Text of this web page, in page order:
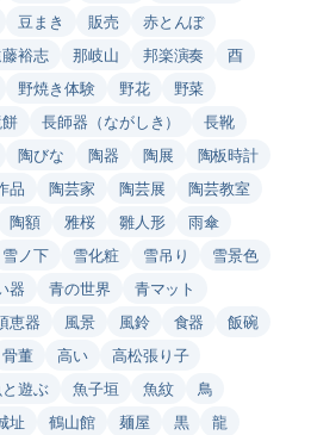
豆まき 販売
赤とんぼ
裕志 那岐山 邦楽演奏
酉
野焼き体験 野花
野菜
長師器（ながしき）
長靴
陶びな 陶器 陶展
陶板時計
品 陶芸家 陶芸展
陶芸教室
陶額 雅桜 雛人形
雨傘
雪ノ下 雪化粧 雪吊り
雪景色
器 青の世界
青マット
恵器 風景 風鈴 食器
飯碗
骨董 高い
高松張り子
遊ぶ 魚子垣 魚紋
鳥
址 鶴山館 麺屋 黒 龍